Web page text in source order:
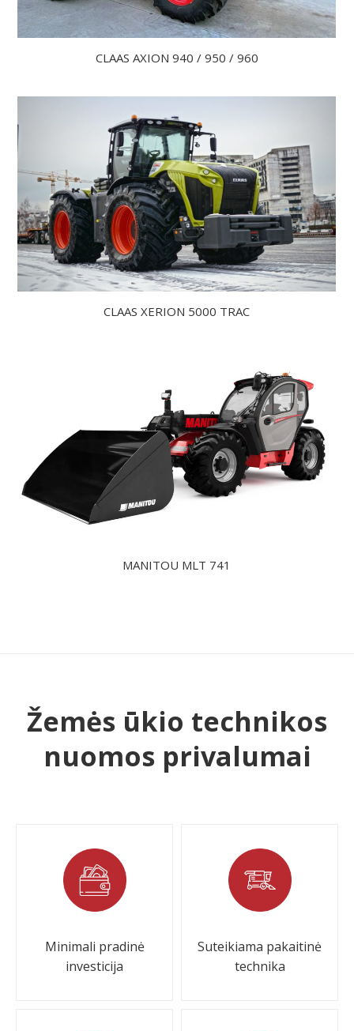
CLAAS AXION 940 / 950 / 960
CLAAS XERION 5000 TRAC
MANITOU MLT 741
Žemės ūkio technikos
nuomos privalumai
Minimali pradinė
investicija
Suteikiama pakaitinė
technika